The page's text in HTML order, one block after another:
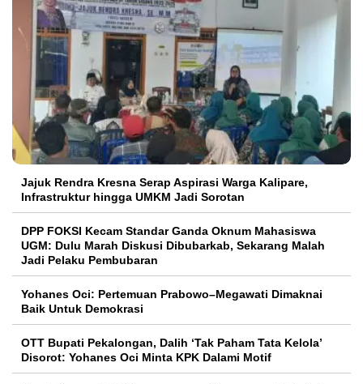
Jajuk Rendra Kresna Serap Aspirasi Warga Kalipare,
Infrastruktur hingga UMKM Jadi Sorotan
DPP FOKSI Kecam Standar Ganda Oknum Mahasiswa
UGM: Dulu Marah Diskusi Dibubarkab, Sekarang Malah
Jadi Pelaku Pembubaran
Yohanes Oci: Pertemuan Prabowo–Megawati Dimaknai
Baik Untuk Demokrasi
OTT Bupati Pekalongan, Dalih ‘Tak Paham Tata Kelola’
Disorot: Yohanes Oci Minta KPK Dalami Motif